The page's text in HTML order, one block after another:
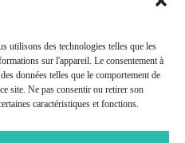
utilisons des technologies telles que les
sur l'appareil. Le consentement à
données telles que le comportement de
site. Ne pas consentir ou retirer son
caractéristiques et fonctions.
RDV
votre caisse maladie